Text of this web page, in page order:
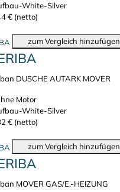
White-Silver
€ (netto)
zum Vergleich hinzufügen
DUSCHE AUTARK MOVER
Motor
White-Silver
€ (netto)
zum Vergleich hinzufügen
MOVER GAS/E.-HEIZUNG